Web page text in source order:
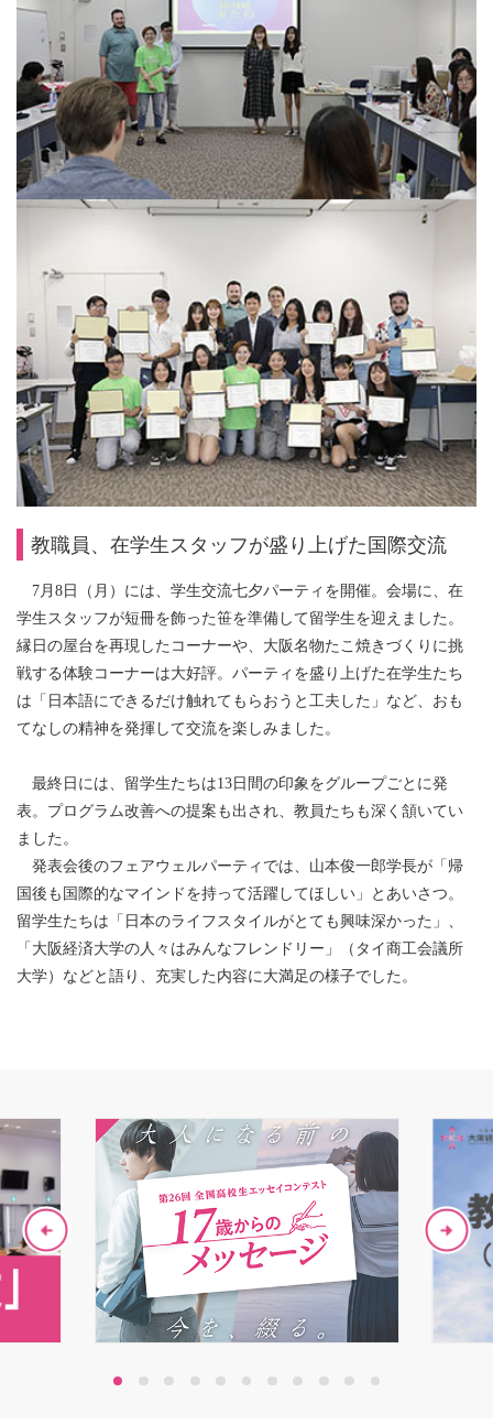
教職員、在学生スタッフが盛り上げた国際交流
7月8日（月）には、学生交流七夕パーティを開催。会場に、在
学生スタッフが短冊を飾った笹を準備して留学生を迎えました。
縁日の屋台を再現したコーナーや、大阪名物たこ焼きづくりに挑
戦する体験コーナーは大好評。パーティを盛り上げた在学生たち
は「日本語にできるだけ触れてもらおうと工夫した」など、おも
てなしの精神を発揮して交流を楽しみました。
最終日には、留学生たちは13日間の印象をグループごとに発
表。プログラム改善への提案も出され、教員たちも深く頷いてい
ました。
発表会後のフェアウェルパーティでは、山本俊一郎学長が「帰
国後も国際的なマインドを持って活躍してほしい」とあいさつ。
留学生たちは「日本のライフスタイルがとても興味深かった」、
「大阪経済大学の人々はみんなフレンドリー」（タイ商工会議所
大学）などと語り、充実した内容に大満足の様子でした。
2 4 5 7 9